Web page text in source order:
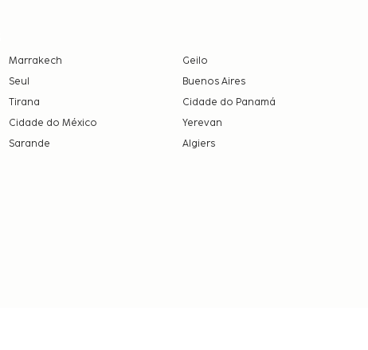
Marrakech
Geilo
Seul
Buenos Aires
Tirana
Cidade do Panamá
Cidade do México
Yerevan
Sarande Algiers